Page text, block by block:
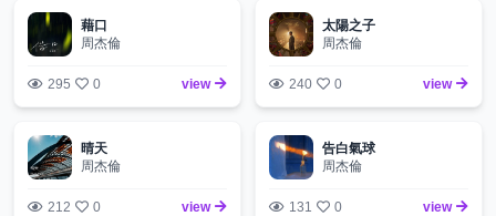
藉口
周杰倫
295 0 view
太陽之子
周杰倫
240 0 view
晴天
周杰倫
212 0 view
告白氣球
周杰倫
131 0 view